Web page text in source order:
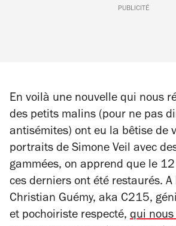
PUBLICITÉ
En voilà une nouvelle qui nous
des petits malins (pour ne pas
antisémites) ont eu la bêtise de
portraits de Simone Veil avec
gammées, on apprend que le
ces derniers ont été restaurés. A
Christian Guémy, aka C215,
et pochoiriste respecté, qui